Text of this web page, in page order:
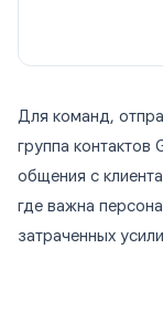
Для команд,
группа
общения с
где важна
затраченных